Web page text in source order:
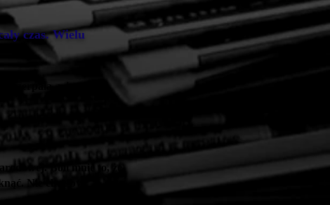
czas. Wielu
więc
Boli mnie to, że
Nie chcę być